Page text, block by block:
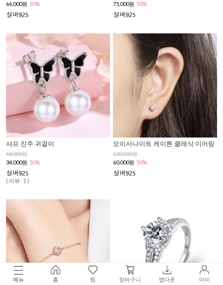
66,000원 50%
75,000원 50%
샤프 진주 귀걸이
68,000원
34,000원 50%
( 리뷰 : 1 )
모이사나이트 케이튼 클래식 이어링
120,000원
60,000원 50%
메뉴 홈 찜 장바구니 앱다운 마이